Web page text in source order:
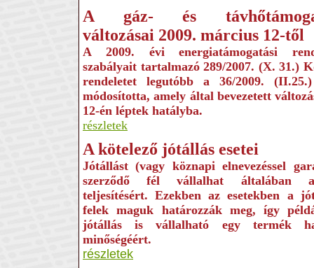
A gáz- és
változásai 2009. március 12-től
A 2009. évi energiatámogatási
szabályait tartalmazó 289/2007. (X. 31.)
rendeletet legutóbb a 36/2009.
módosította, amely által bevezetett
12-én léptek hatályba.
részletek
A kötelező jótállás esetei
Jótállást (vagy köznapi elnevezéssel
szerződő fél vállalhat általában a
teljesítésért. Ezekben az esetekben a
felek maguk határozzák meg, így
jótállás is vállalható egy termék
minőségéért.
részletek